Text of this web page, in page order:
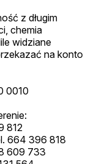
z długim
chemia
widziane
na konto
0010
812
664 396 818
609 733